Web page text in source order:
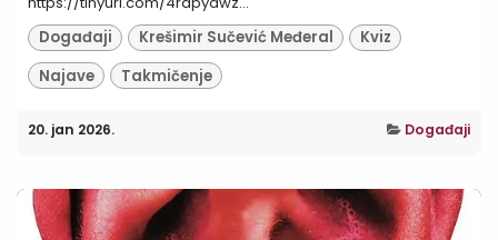
Događaji
Krešimir Sučević Međeral
Kviz
Najave
Takmičenje
20. jan 2026. Događaji